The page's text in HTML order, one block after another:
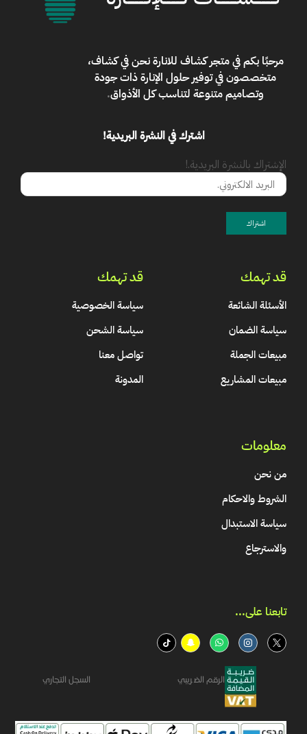
مرحبًا بكم فيمتجر كشاف للانارةنحن في كشاف،
متخصصون في توفير حلول الإنارة ذات جودة
وتصاميم متنوعة لتناسب كل الأذواق.
اشترك في النشرة البريدية!
الإشتراك بالنشرة البريدية.!
قد تهمك
الأسئلة الشائعة
سياسة الضمان
مبيعات الجملة
مبيعات المشاريع
قد تهمك
سياسة الخصوصية
سياسة الشحن
تواصل معنا
المدونة
معلومات
من نحن
الشروط والاحكام
سياسة الاستبدال
والاسترجاع
تابعنا على...​
الرقم الضريبي السجل التجاري